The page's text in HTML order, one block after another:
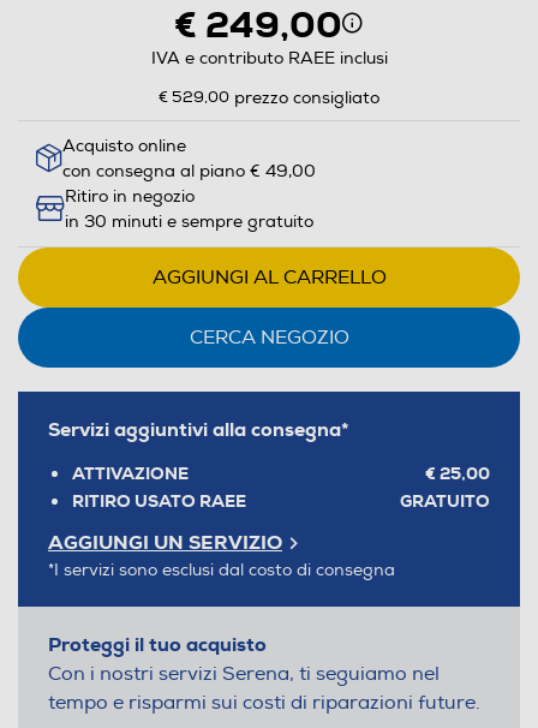
Calcolatore
risparmio
di
Youreko.
€ 249,00
IVA e contributo RAEE inclusi
€ 529,00 prezzo consigliato
Acquisto online
con consegna al piano € 49,00
Ritiro in negozio
in 30 minuti e sempre gratuito
AGGIUNGI AL CARRELLO
CERCA NEGOZIO
Servizi aggiuntivi alla consegna*
ATTIVAZIONE
€ 25,00
RITIRO USATO RAEE
GRATUITO
AGGIUNGI UN SERVIZIO
*I servizi sono esclusi dal costo di consegna
Proteggi il tuo acquisto
Con i nostri servizi Serena, ti seguiamo nel
tempo e risparmi sui costi di riparazioni future.